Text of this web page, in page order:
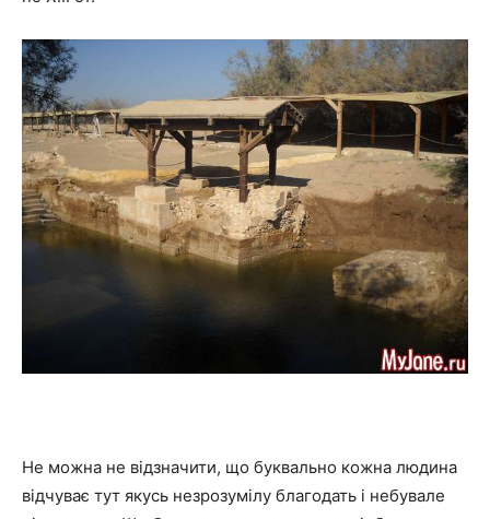
Не можна не відзначити, що буквально кожна людина
відчуває тут якусь незрозумілу благодать і небувале